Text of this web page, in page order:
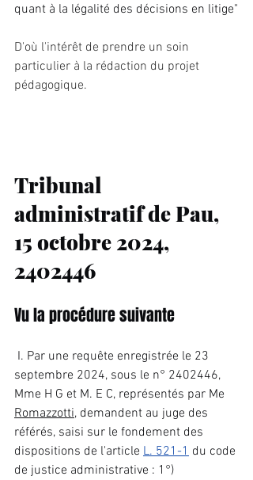
quant à la légalité des décisions en litige"
D'où l'intérêt de prendre un soin
particulier à la rédaction du projet
pédagogique.
Tribunal
administratif de Pau,
15 octobre 2024,
2402446
Vu la procédure suivante
septembre 2024, sous le n° 2402446,
Mme H G et M. E C, représentés par Me
Romazzotti, demandent au juge des
référés, saisi sur le fondement des
dispositions de l'article L. 521-1 du code
de justice administrative : 1°)